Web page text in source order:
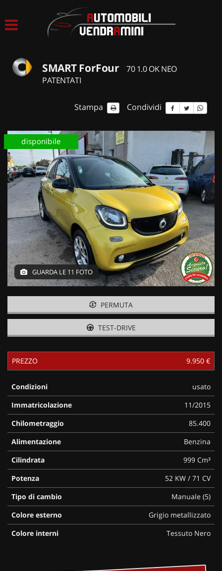
ACQUISTIAMO USATO
CONTATTI
SMART ForFour
70 1.0 OK NEO
PATENTATI
Stampa Condividi
disponibile
GUARDA LE 11 FOTO
PERMUTA
TEST-DRIVE
PREZZO 9.950 €
Condizioni
usato
Immatricolazione
11/2015
Chilometraggio
85.400
Alimentazione
Benzina
Cilindrata
999 Cm³
Potenza
52 KW / 71 CV
Tipo di cambio
Manuale (5)
Colore esterno
Grigio metallizzato
Colore interni
Tessuto Nero